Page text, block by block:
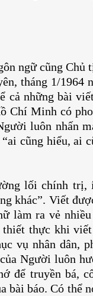
ngữ cũng Chủ
tháng 1/1964
cả những bài
Chí Minh có
luôn nhấn
cũng hiểu, ai
lối chính trị,
khác”. Viết
làm ra vẻ
thực khi
vụ nhân dân,
Người luôn
để truyền bá,
bài báo. Có thể